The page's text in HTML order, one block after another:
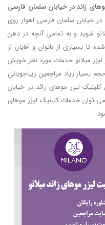
زائد در خیابان سلمان فارسی
خیابان سلمان فارسی اهواز روی
شوید و به تمامی آنچه در ذهن
بسیاری از بانوان و آقایان از
لیزر میلانو خدمات مورد نظر خویش
بسیار زیاد مراجعین زیباجویانی
لیزر موهای زائد در خیابان
توان خدمات کلینیک لیزر موهای